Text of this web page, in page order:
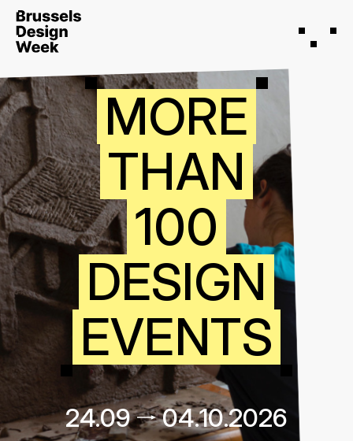
MORE
THAN
100
DESIGN
EVENTS
24.09 04.10.2026